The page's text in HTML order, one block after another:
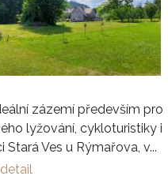
zázemí především pro
lyžování, cykloturistiky i
Ves u Rýmařova, v...